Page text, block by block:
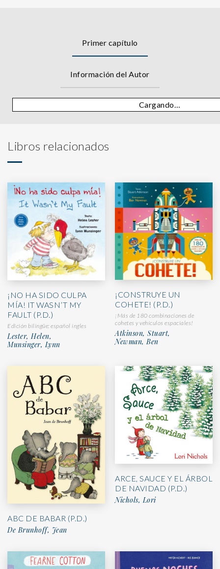
Primer capítulo
Información del Autor
Cargando…
Libros relacionados
¡NO HA SIDO CULPA
MÍA! IT WASN’T MY
FAULT (P.D.)
Edición bilingüe: español ingles
Lester, Helen,
Munsinger, Lynn
¡CONSTRUYE UN
COHETE! (P.D.)
¡Más de 180 combinaciones de
cohetes y vehículos espaciales!
Atkinson, Stuart,
Newman, Ben
ABC DE BABAR (P.D.)
De Brunhoff, Jean
ARCE, SAUCE Y EL ÁRBOL
DE NAVIDAD (P.D.)
Nichols, Lori